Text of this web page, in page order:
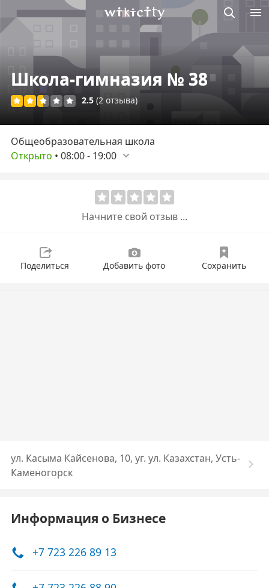
Викисити
Школа-гимназия № 38
2.5 (2 отзыва)
Общеобразовательная школа
Открыто • 08:00- 19:00
Начните свой отзыв ...
Поделиться Добавить фото Сохранить
ул. Касыма Кайсенова, 10, уг. ул. Казахстан, Усть-
Каменогорск
Информация о Бизнесе
+7 723 226 89 13